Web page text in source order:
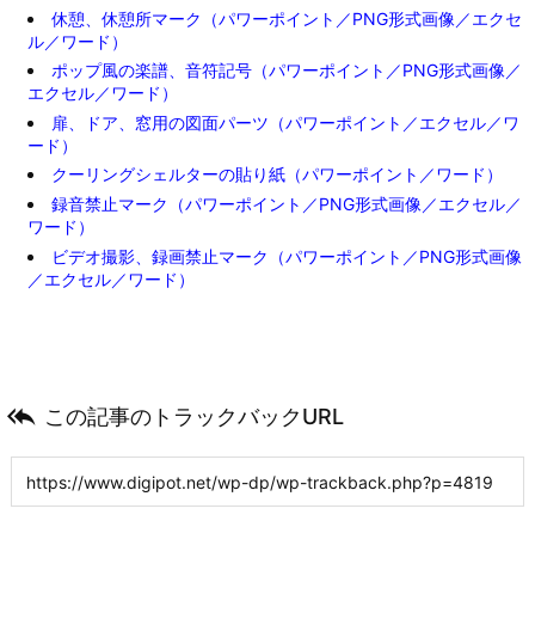
休憩、休憩所マーク（パワーポイント／PNG形式画像／エクセ
ル／ワード）
ポップ風の楽譜、音符記号（パワーポイント／PNG形式画像／
エクセル／ワード）
扉、ドア、窓用の図面パーツ（パワーポイント／エクセル／ワ
ード）
クーリングシェルターの貼り紙（パワーポイント／ワード）
録音禁止マーク（パワーポイント／PNG形式画像／エクセル／
ワード）
ビデオ撮影、録画禁止マーク（パワーポイント／PNG形式画像
／エクセル／ワード）
 この記事のトラックバックURL